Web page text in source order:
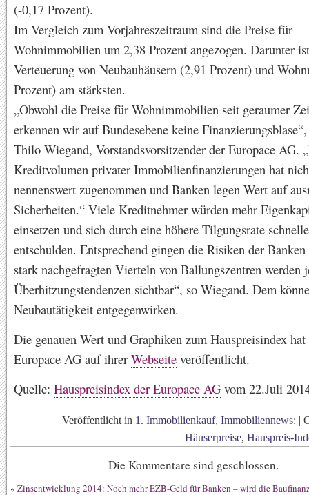
(-0,17 Prozent).
Im Vergleich zum Vorjahreszeitraum sind die Preise für
Wohnimmobilien um 2,38 Prozent angezogen. Darunter
Verteuerung von Neubauhäusern (2,91 Prozent) und
Prozent) am stärksten.
„Obwohl die Preise für Wohnimmobilien seit geraumer
erkennen wir auf Bundesebene keine
Thilo Wiegand, Vorstandsvorsitzender der Europace AG.
Kreditvolumen privater Immobilienfinanzierungen hat
nennenswert zugenommen und Banken legen Wert auf
Sicherheiten.“ Viele Kreditnehmer würden mehr
einsetzen und sich durch eine höhere Tilgungsrate
entschulden. Entsprechend gingen die Risiken der
stark nachgefragten Vierteln von Ballungszentren werden
Überhitzungstendenzen sichtbar“, so Wiegand. Dem
Neubautätigkeit entgegenwirken.
Die genauen Wert und Graphiken zum Hauspreisindex
Europace AG auf ihrer Webseite veröffentlicht.
Quelle: Hauspreisindex der Europace AG vom 22.Juli
Veröffentlicht in 1. Immobilienkauf, Immobiliennews: |
Häuserpreise, Hauspreis-
Die Kommentare sind geschlossen.
« Zinsentwicklung 2014: Noch mehr EZB-Geld für Banken – wird die